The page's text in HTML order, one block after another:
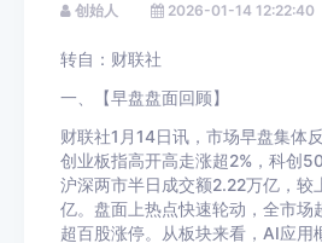
创始人 2026-01-14 12:22:40
转自：财联社
一、【早盘盘面回顾】
财联社1月14日讯，市场早盘集体
创业板指高开高走涨超2%，科创
沪深两市半日成交额2.22万亿，较
亿。盘面上热点快速轮动，全市场
超百股涨停。从板块来看，AI应用